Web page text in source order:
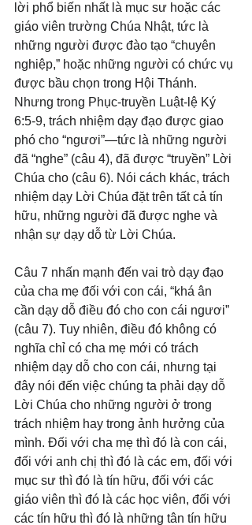
lời phổ biến nhất là mục sư hoặc các
giáo viên trường Chúa Nhật, tức là
những người được đào tạo “chuyên
nghiệp,” hoặc những người có chức vụ
được bầu chọn trong Hội Thánh.
Nhưng trong Phục-truyền Luật-lệ Ký
6:5-9, trách nhiệm dạy đạo được giao
phó cho “ngươi”—tức là những người
đã “nghe” (câu 4), đã được “truyền” Lời
Chúa cho (câu 6). Nói cách khác, trách
nhiệm dạy Lời Chúa đặt trên tất cả tín
hữu, những người đã được nghe và
nhận sự dạy dỗ từ Lời Chúa.
Câu 7 nhấn mạnh đến vai trò dạy đạo
của cha mẹ đối với con cái, “khá ân
cần dạy dỗ điều đó cho con cái ngươi”
(câu 7). Tuy nhiên, điều đó không có
nghĩa chỉ có cha mẹ mới có trách
nhiệm dạy dỗ cho con cái, nhưng tại
đây nói đến việc chúng ta phải dạy dỗ
Lời Chúa cho những người ở trong
trách nhiệm hay trong ảnh hưởng của
mình. Đối với cha mẹ thì đó là con cái,
đối với anh chị thì đó là các em, đối với
mục sư thì đó là tín hữu, đối với các
giáo viên thì đó là các học viên, đối với
các tín hữu thì đó là những tân tín hữu